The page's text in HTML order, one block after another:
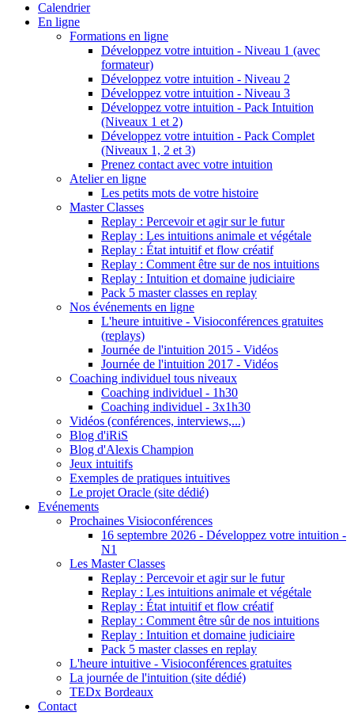
Calendrier
En ligne
Formations en ligne
Développez votre intuition - Niveau 1 (avec
formateur)
Développez votre intuition - Niveau 2
Développez votre intuition - Niveau 3
Développez votre intuition - Pack Intuition
(Niveaux 1 et 2)
Développez votre intuition - Pack Complet
(Niveaux 1, 2 et 3)
Prenez contact avec votre intuition
Atelier en ligne
Les petits mots de votre histoire
Master Classes
Replay : Percevoir et agir sur le futur
Replay : Les intuitions animale et végétale
Replay : État intuitif et flow créatif
Replay : Comment être sur de nos intuitions
Replay : Intuition et domaine judiciaire
Pack 5 master classes en replay
Nos événements en ligne
L'heure intuitive - Visioconférences gratuites
(replays)
Journée de l'intuition 2015 - Vidéos
Journée de l'intuition 2017 - Vidéos
Coaching individuel tous niveaux
Coaching individuel - 1h30
Coaching individuel - 3x1h30
Vidéos (conférences, interviews,...)
Blog d'iRiS
Blog d'Alexis Champion
Jeux intuitifs
Exemples de pratiques intuitives
Le projet Oracle (site dédié)
Evénements
Prochaines Visioconférences
16 septembre 2026 - Développez votre intuition -
N1
Les Master Classes
Replay : Percevoir et agir sur le futur
Replay : Les intuitions animale et végétale
Replay : État intuitif et flow créatif
Replay : Comment être sûr de nos intuitions
Replay : Intuition et domaine judiciaire
Pack 5 master classes en replay
L'heure intuitive - Visioconférences gratuites
La journée de l'intuition (site dédié)
TEDx Bordeaux
Contact